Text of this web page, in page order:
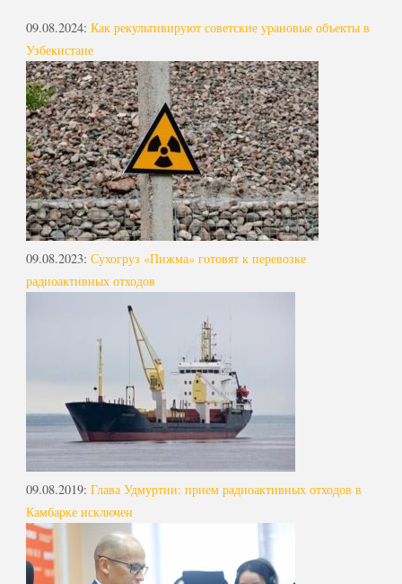
09.08.2024: Как рекультивируют советские урановые объекты в
Узбекистане
09.08.2023: Сухогруз «Пижма» готовят к перевозке
радиоактивных отходов
09.08.2019: Глава Удмуртии: прием радиоактивных отходов в
Камбарке исключен